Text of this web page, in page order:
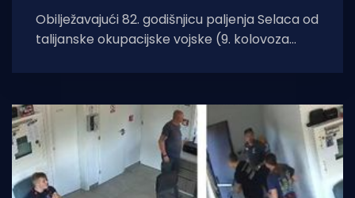
Obilježavajući 82. godišnjicu paljenja Selaca od
talijanske okupacijske vojske (9. kolovoza
smotra Croatia rediviva ča-